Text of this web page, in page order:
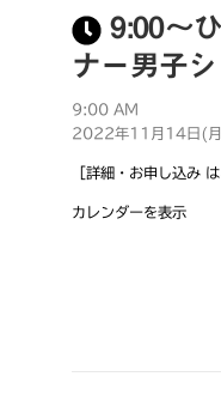
9:00～
ナー男子
9:00 AM
2022年11月14日(
［詳細・お申し込み は
カレンダーを表示